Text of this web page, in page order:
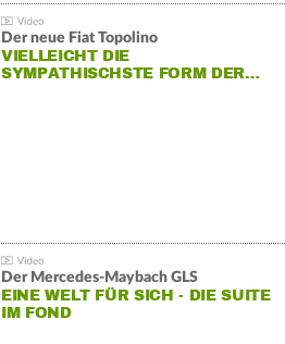
Der neue Fiat Topolino
VIELLEICHT DIE
SYMPATHISCHSTE FORM DER…
Der Mercedes‑Maybach GLS
EINE WELT FÜR SICH - DIE SUITE
IM FOND